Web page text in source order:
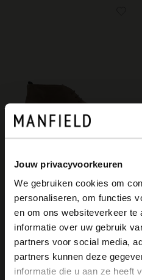
Jouw privacyvoorkeuren
We gebruiken cookies om
personaliseren, om functies
en om ons websiteverkeer te
informatie over uw gebruik
partners voor social media,
partners kunnen deze
informatie die u aan ze heeft
Manfield
Taupe suède veterboots
139.99
View this
It looks like your
you like to switch to